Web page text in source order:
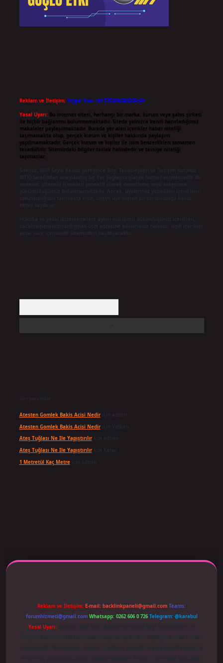
Reklam ve İletişim: Skype: live:.cid.575569c608265c69
Yasal Uyarı: Bu internet sitesi, herhangi bir marka, kurum veya şahıs şirketi
ile hiçbir bağlantısı bulunmamaktadır. Sitede yalnızca kendi hazırladığımız
makaleler paylaşılmaktadır. Burada yer alan içerikler haber niteliği
taşımamakta olup, gerçek kurum ve kişiler hakkında paylaşım
yapılmamaktadır. Gerçek kurum ve kişiler ile isim benzerlikleri tamamen
tesadüfidir. Sitemizdeki bilgiler taslak halindedir ve tavsiye niteliği
taşımazlar.
Sitemiz, 5651 Sayılı Kanun gereğince Bilgi Teknolojileri ve İletişim Kurumu
(BTK) tarafından onaylanmış bir Yer Sağlayıcı olarak hizmet vermektedir. Bu
nedenle, sitedeki içerikleri proaktif olarak denetleme veya araştırma
yükümlülüğümüz bulunmamaktadır. Ancak, üyelerimiz yazdıkları içeriklerin
Hukuka ve yasal düzenlemelere aykırı olduğunu düşündüğünüz içerikleri,
Son yorumlar
Atesten Gomlek Bakis Acisi Nediriçin
Atesten Gomlek Bakis Acisi Nediriçin
Ateş Tuğlası Ne Ile Yapıştırılıriçin
Ateş Tuğlası Ne Ile Yapıştırılıriçin
1 Metretül Kaç Metreiçin
Reklam ve İletişim: E-mail: backlinkpaneli@gmail.com Teams:
forumhizmeti@gmail.com Whatsapp: 0262 606 0 726 Telegram: @karabul
Yasal Uyarı: